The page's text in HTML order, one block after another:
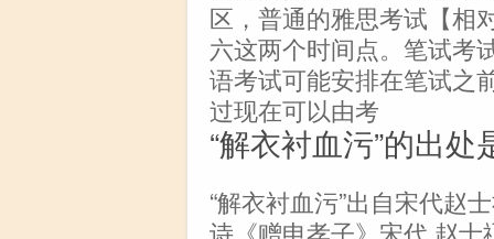
区，普通的雅思考试【相
六这两个时间点。笔试考
语考试可能安排在笔试之
过现在可以由考
“解衣衬血污”的出处
“解衣衬血污”出自宋代赵
诗《赠申孝子》宋代 赵